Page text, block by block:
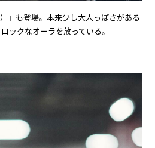
」も登場。本来少し大人っぽさがある
ックなオーラを放っている。